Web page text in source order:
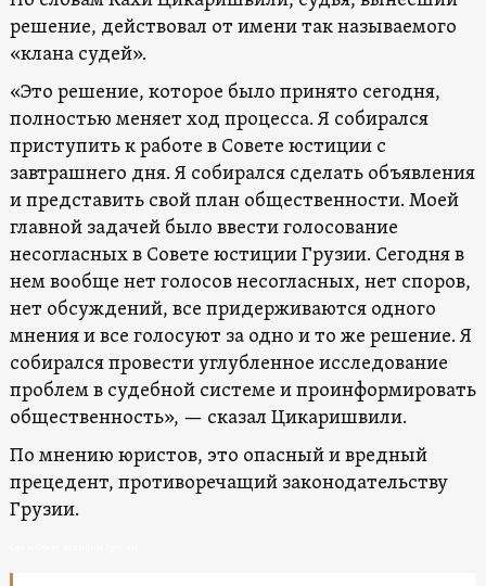
решение, действовал от имени так называемого
«клана судей».
«Это решение, которое было принято сегодня,
полностью меняет ход процесса. Я собирался
приступить к работе в Совете юстиции с
завтрашнего дня. Я собирался сделать объявления
и представить свой план общественности. Моей
главной задачей было ввести голосование
несогласных в Совете юстиции Грузии. Сегодня в
нем вообще нет голосов несогласных, нет споров,
нет обсуждений, все придерживаются одного
мнения и все голосуют за одно и то же решение. Я
собирался провести углубленное исследование
проблем в судебной системе и проинформировать
общественность», — сказал Цикаришвили.
По мнению юристов, это опасный и вредный
прецедент, противоречащий законодательству
Грузии.